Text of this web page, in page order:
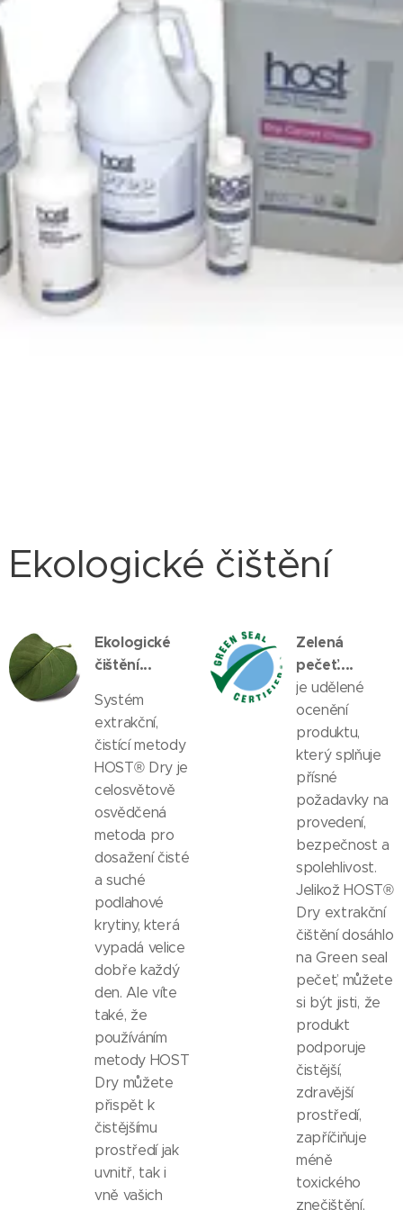
Ekologické čištění
Ekologické
čištění...
Systém
extrakční,
čistící metody
HOST® Dry je
celosvětově
osvědčená
metoda pro
dosažení čisté
a suché
podlahové
krytiny, která
vypadá velice
dobře každý
den. Ale víte
také, že
používáním
metody HOST
Dry můžete
přispět k
čistějšímu
prostředí jak
uvnitř, tak i
vně vašich
Zelená
pečeť....
je udělené
ocenění
produktu,
který splňuje
přísné
požadavky na
provedení,
bezpečnost a
spolehlivost.
Jelikož HOST®
Dry extrakční
čištění dosáhlo
na Green seal
pečeť, můžete
si být jisti, že
produkt
podporuje
čistější,
zdravější
prostředí,
zapříčiňuje
méně
toxického
znečištění,